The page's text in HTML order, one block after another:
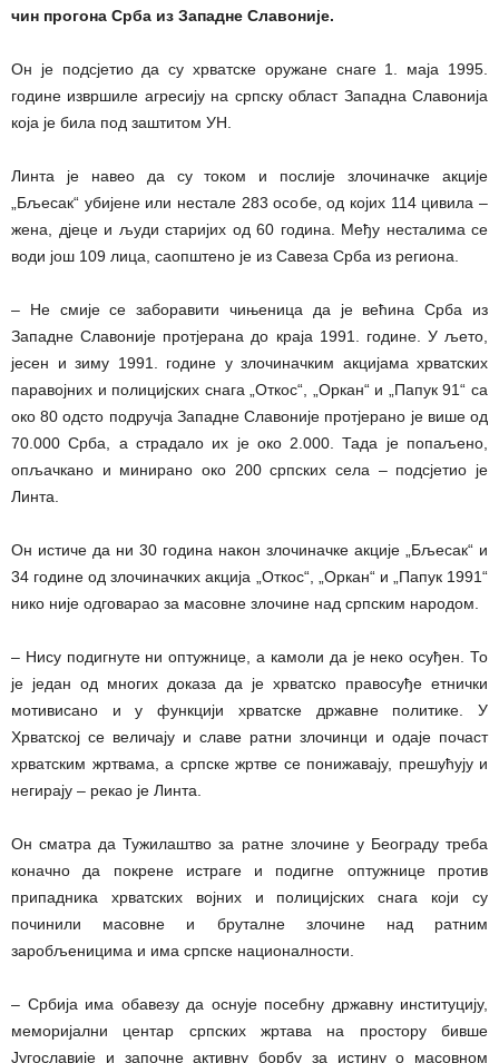
чин прогона Срба из Западне Славоније.
Он је подсјетио да су хрватске оружане снаге 1. маја 1995.
године извршиле агресију на српску област Западна Славонија
која је била под заштитом УН.
Линта је навео да су током и послије злочиначке акције
„Бљесак“ убијене или нестале 283 особе, од којих 114 цивила –
жена, дјеце и људи старијих од 60 година. Међу несталима се
води још 109 лица, саопштено је из Савеза Срба из региона.
– Не смије се заборавити чињеница да је већина Срба из
Западне Славоније протјерана до краја 1991. године. У љето,
јесен и зиму 1991. године у злочиначким акцијама хрватских
паравојних и полицијских снага „Откос“, „Оркан“ и „Папук 91“ са
око 80 одсто подручја Западне Славоније протјерано је више од
70.000 Срба, а страдало их је око 2.000. Тада је попаљено,
опљачкано и минирано око 200 српских села – подсјетио је
Линта.
Он истиче да ни 30 година након злочиначке акције „Бљесак“ и
34 године од злочиначких акција „Откос“, „Оркан“ и „Папук 1991“
нико није одговарао за масовне злочине над српским народом.
– Нису подигнуте ни оптужнице, а камоли да је неко осуђен. То
је један од многих доказа да је хрватско правосуђе етнички
мотивисано и у функцији хрватске државне политике. У
Хрватској се величају и славе ратни злочинци и одаје почаст
хрватским жртвама, а српске жртве се понижавају, прешућују и
негирају – рекао је Линта.
Он сматра да Тужилаштво за ратне злочине у Београду треба
коначно да покрене истраге и подигне оптужнице против
припадника хрватских војних и полицијских снага који су
починили масовне и бруталне злочине над ратним
заробљеницима и има српске националности.
– Србија има обавезу да оснује посебну државну институцију,
меморијални центар српских жртава на простору бивше
Југославије и започне активну борбу за истину о масовном